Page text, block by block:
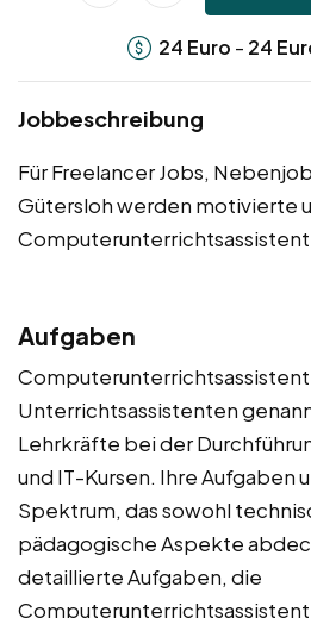
24 Euro - 24
Jobbeschreibung
Für Freelancer Jobs,
Gütersloh werden motivierte
Aufgaben
Unterrichtsassistenten
Lehrkräfte bei der
und IT-Kursen. Ihre Aufgaben
Spektrum, das sowohl
pädagogische Aspekte
detaillierte Aufgaben, die